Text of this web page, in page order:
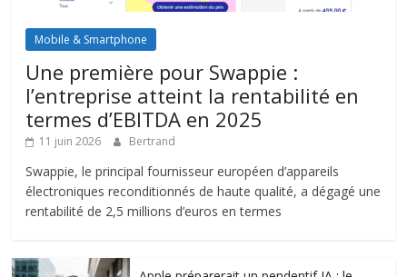
Mobile & Smartphone
Une première pour Swappie :
l’entreprise atteint la rentabilité en
termes d’EBITDA en 2025
11 juin 2026 Bertrand
Swappie, le principal fournisseur européen d’appareils
électroniques reconditionnés de haute qualité, a dégagé une
rentabilité de 2,5 millions d’euros en termes